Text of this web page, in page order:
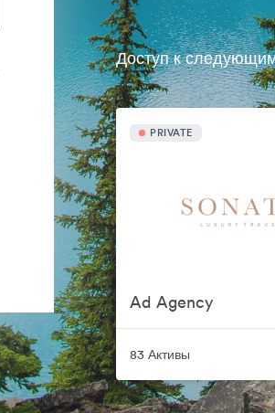
Доступ к
PRIVATE
Ad Agency
83 Активы